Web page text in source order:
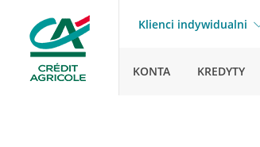
Klienci indywidualni
KONTA KREDYTY